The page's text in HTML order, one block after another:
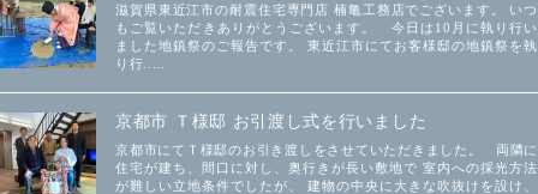
滋賀県東近江市の耐震住宅専門店 楠亀工務店でございます。 いつ
もご覧いただきありがとうございます。 今日は10月に執り行い
ました地鎮祭のご報告です。 東近江市にてお客様邸の地鎮祭を執
り行.....
京都市 Ｔ様邸 お引渡し式を行いました
京都市にてＴ様邸のお引き渡しをさせていただきました。 両隣に
住宅が建ち、間口に対し、奥行きが長い敷地で 室内への採光方法
が難しい立地条件でしたが、 建物の中央に大きな吹抜けを設け、